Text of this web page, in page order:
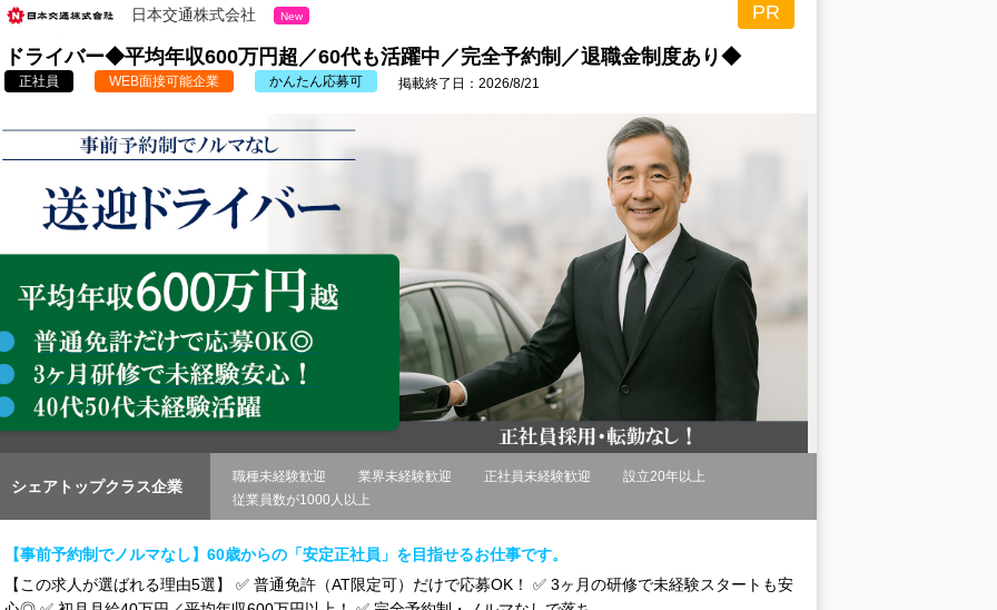
日本交通株式会社 New
PR
ドライバー◆平均年収600万円超／60代も活躍中／完全予約制／退職金制度あり◆
正社員 WEB面接可能企業 かんたん応募可 掲載終了日：2026/8/21
シェアトップクラス企業
職種未経験歓迎 業界未経験歓迎 正社員未経験歓迎
設立20年以上
従業員数が1000人以上
【事前予約制でノルマなし】60歳からの「安定正社員」を目指せるお仕事です。
【この求人が選ばれる理由5選】 ✅ 普通免許（AT限定可）だけで応募OK！ ✅ 3ヶ月の研修で未経験スタートも安